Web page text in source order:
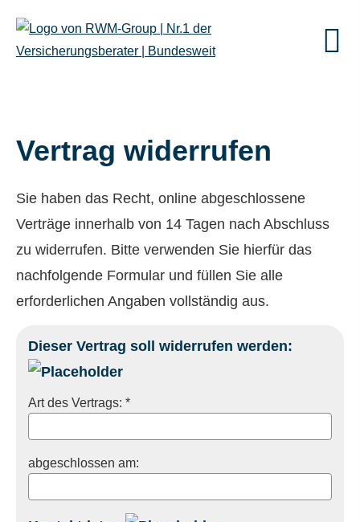
Vertrag widerrufen
Sie haben das Recht, online abgeschlossene
Verträge innerhalb von 14 Tagen nach Abschluss
zu widerrufen. Bitte verwenden Sie hierfür das
nachfolgende Formular und füllen Sie alle
erforderlichen Angaben vollständig aus.
Dieser Vertrag soll widerrufen werden:
Art des Vertrags: *
abgeschlossen am: